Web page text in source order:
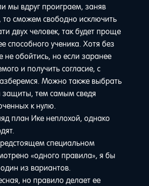
мы вдруг проиграем, заняв
то сможем свободно исключить
двух человек, так будет проще
способного ученика. Хотя без
не обойтись, но если заранее
и получить согласие, с
Можно также выбрать
защиты, тем самым сведя
к нулю.
план Ике неплохой, однако
специальном
«одного правила», я бы
из вариантов.
но правило делает ее